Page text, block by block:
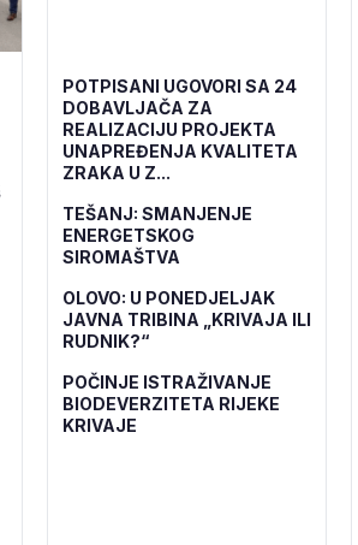
POTPISANI UGOVORI SA 24
DOBAVLJAČA ZA
REALIZACIJU PROJEKTA
UNAPREĐENJA KVALITETA
ZRAKA U Z...
TEŠANJ: SMANJENJE
ENERGETSKOG
SIROMAŠTVA
OLOVO: U PONEDJELJAK
JAVNA TRIBINA „KRIVAJA ILI
RUDNIK?“
POČINJE ISTRAŽIVANJE
BIODEVERZITETA RIJEKE
KRIVAJE